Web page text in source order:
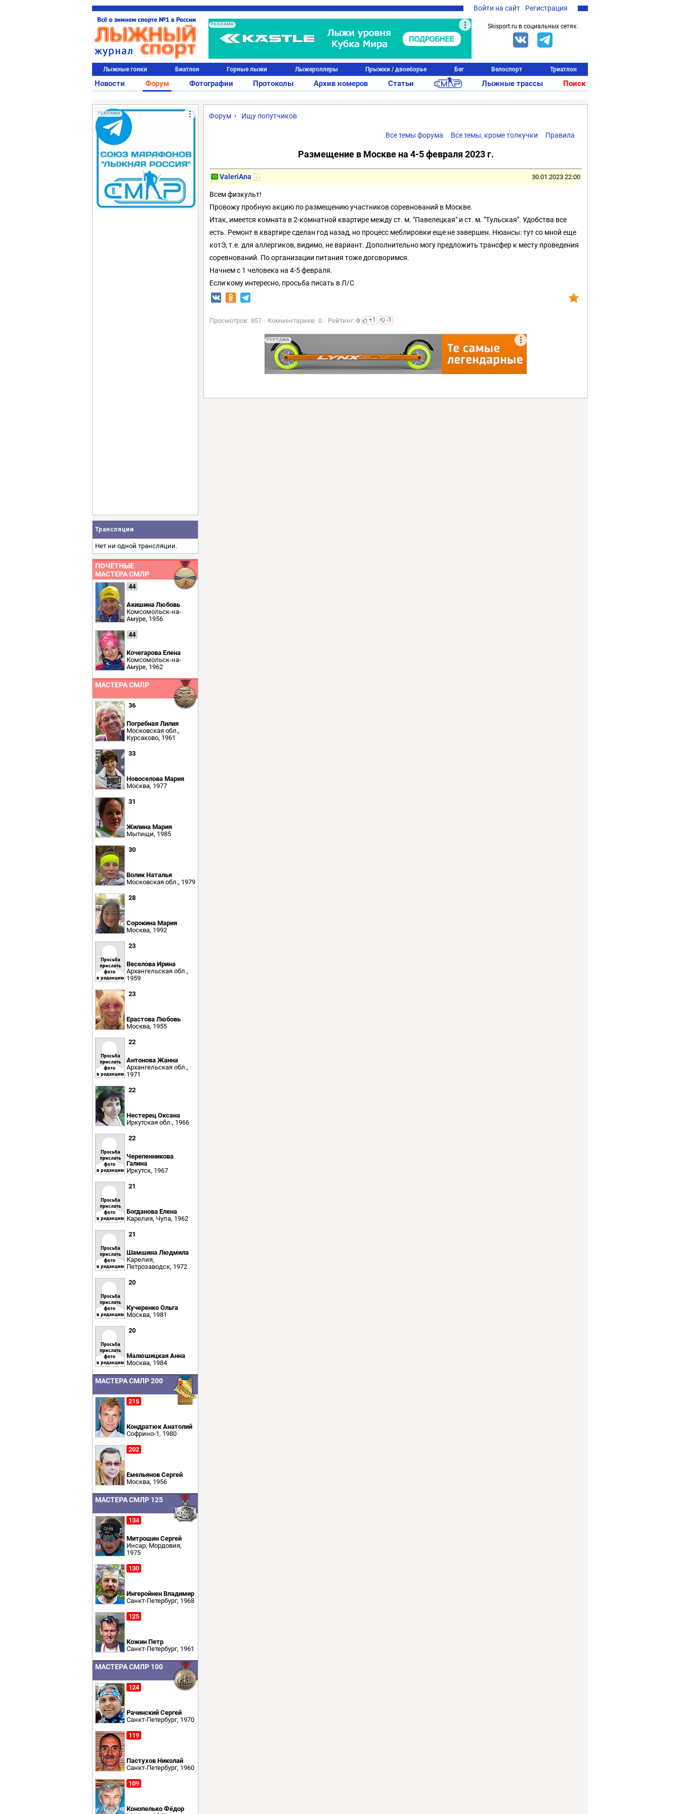
Войти на сайт Регистрация
РЕКЛАМА Skisport.ru в социальных сетях:
Лыжные гонки Биатлон Горные лыжи Лыжероллеры Прыжки / двоеборье Бег Велоспорт Триатлон
Новости Форум Фотографии Протоколы Архив номеров Статьи Лыжные трассы Поиск
РЕКЛАМА
Трансляции
Нет ни одной трансляции.
ПОЧЁТНЫЕ
МАСТЕРА СМЛР
44
Акишина Любовь
Комсомольск-на-
Амуре, 1956
44
Кочегарова Елена
Комсомольск-на-
Амуре, 1962
МАСТЕРА СМЛР
36
Погребная Лилия
Московская обл.,
Курсаково, 1961
33
Новоселова Мария
Москва, 1977
31
Жилина Мария
Мытищи, 1985
30
Волик Наталья
Московская обл., 1979
28
Сорокина Мария
Москва, 1992
23
Веселова Ирина
Архангельская обл.,
1959
23
Ерастова Любовь
Москва, 1955
22
Антонова Жанна
Архангельская обл.,
1971
22
Нестерец Оксана
Иркутская обл., 1966
22
Черепенникова
Галина
Иркутск, 1967
21
Богданова Елена
Карелия, Чупа, 1962
21
Шамшина Людмила
Карелия,
Петрозаводск, 1972
20
Кучеренко Ольга
Москва, 1981
20
Малюшицкая Анна
Москва, 1984
МАСТЕРА СМЛР 200
215
Кондратюк Анатолий
Софрино-1, 1980
202
Емельянов Сергей
Москва, 1956
МАСТЕРА СМЛР 125
134
Митрошин Сергей
Инсар, Мордовия,
1975
130
Ингеройнен Владимир
Санкт-Петербург, 1968
125
Кожин Петр
Санкт-Петербург, 1961
МАСТЕРА СМЛР 100
124
Рачинский Сергей
Санкт-Петербург, 1970
119
Пастухов Николай
Санкт-Петербург, 1960
109
Конопелько Фёдор
Форум Ищу попутчиков
Правила
Все темы, кроме толкучки
Все темы форума
Размещение в Москве на 4-5 февраля 2023 г.
10 ValeriAna 9 30.01.2023 22:00
Всем физкульт!
Провожу пробную акцию по размещению участников соревнований в Москве.
Итак, имеется комната в 2-комнатной квартире между ст. м. "Павелецкая" и ст. м. "Тульская". Удобства все
есть. Ремонт в квартире сделан год назад, но процесс меблировки еще не завершен. Нюансы: тут со мной еще
котЭ, т.е. для аллергиков, видимо, не вариант. Дополнительно могу предложить трансфер к месту проведения
соревнований. По организации питания тоже договоримся.
Начнем с 1 человека на 4-5 февраля.
Если кому интересно, просьба писать в Л/С
Просмотров: 857 Комментариев: 0 Рейтинг:0 +1 -1
РЕКЛАМА